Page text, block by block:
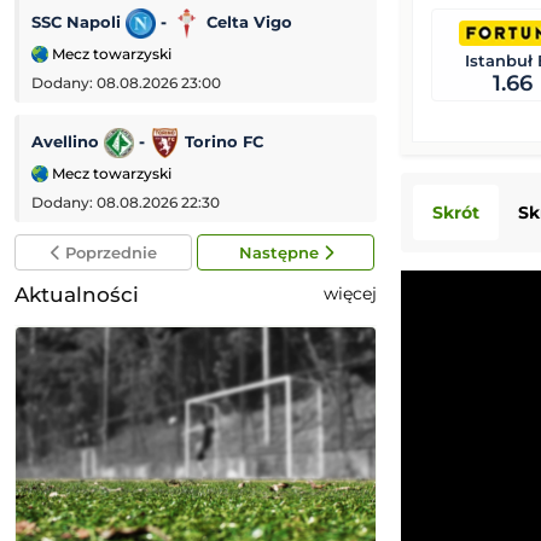
SSC Napoli - Celta Vigo
Mecz towarzyski
Dodany: 08.08.2026 23:00
Avellino - Torino FC
Mecz towarzyski
Dodany: 08.08.2026 22:30
Galatasaray -
Mecz towarzyski
Dodany: 08.08.2026
Dodany: 08.08.2026
Poprzednie Następne
Aktualności więcej
Istanbuł
1.66
Skrót